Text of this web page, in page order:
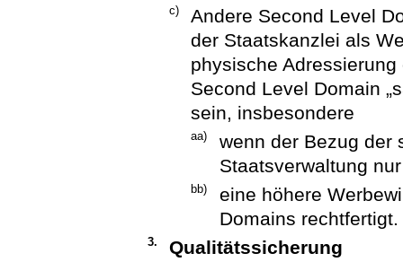
c)
Andere Second Level
der Staatskanzlei als
physische
Second Level Domain
sein, insbesondere
aa)
wenn der Bezug der
Staatsverwaltung
bb)
eine höhere
Domains rechtfertigt.
3. Qualitätssicherung